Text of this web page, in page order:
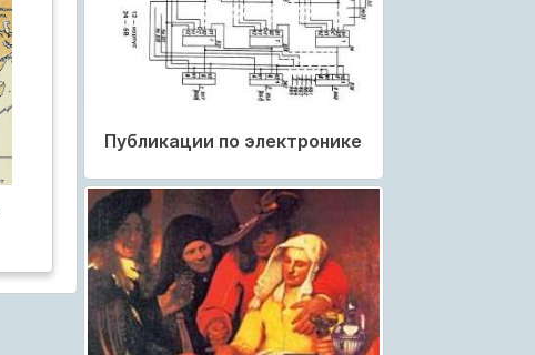
Публикации по электронике